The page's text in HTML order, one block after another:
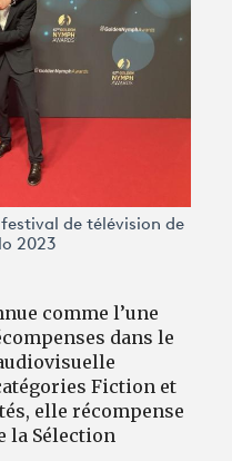
de télévision de
2023
comme l’une
dans le
Fiction et
elle récompense
la Sélection